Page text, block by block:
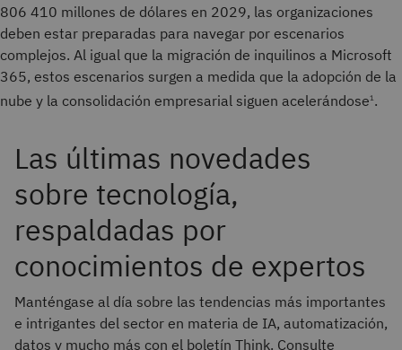
806 410 millones de dólares en 2029, las organizaciones
deben estar preparadas para navegar por escenarios
complejos. Al igual que la migración de inquilinos a Microsoft
365, estos escenarios surgen a medida que la adopción de la
nube y la consolidación empresarial siguen acelerándose1.
Las últimas novedades
sobre tecnología,
respaldadas por
conocimientos de expertos
Manténgase al día sobre las tendencias más importantes
e intrigantes del sector en materia de IA, automatización,
datos y mucho más con el boletín Think. Consulte